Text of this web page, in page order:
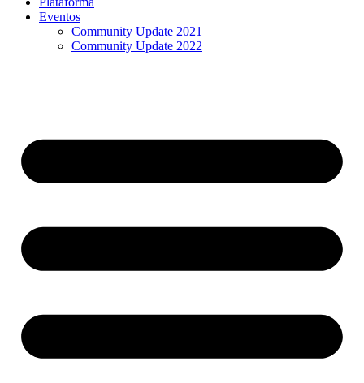
Eventos
Community Update 2021
Community Update 2022